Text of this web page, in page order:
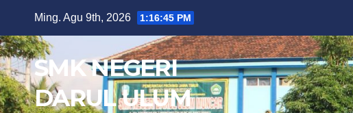
content
Ming. Agu 9th, 2026 1:16:47 PM
SMK NEGERI
DARUL ULUM